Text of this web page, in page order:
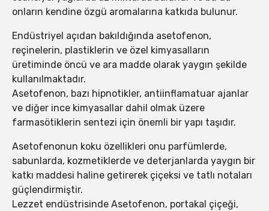
onların kendine özgü aromalarına katkıda bulunur.
Endüstriyel açıdan bakıldığında asetofenon,
reçinelerin, plastiklerin ve özel kimyasalların
üretiminde öncü ve ara madde olarak yaygın şekilde
kullanılmaktadır.
Asetofenon, bazı hipnotikler, antiinflamatuar ajanlar
ve diğer ince kimyasallar dahil olmak üzere
farmasötiklerin sentezi için önemli bir yapı taşıdır.
Asetofenonun koku özellikleri onu parfümlerde,
sabunlarda, kozmetiklerde ve deterjanlarda yaygın bir
katkı maddesi haline getirerek çiçeksi ve tatlı notaları
güçlendirmiştir.
Lezzet endüstrisinde Asetofenon, portakal çiçeği,